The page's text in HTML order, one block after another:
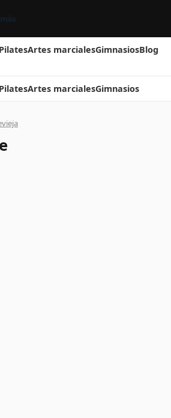
PilatesArtes marcialesGimnasiosBlog
PilatesArtes marcialesGimnasios